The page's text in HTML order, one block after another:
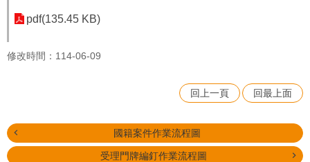
pdf(135.45 KB)
修改時間：114-06-09
回上一頁 回最上面
國籍案件作業流程圖
受理門牌編釘作業流程圖